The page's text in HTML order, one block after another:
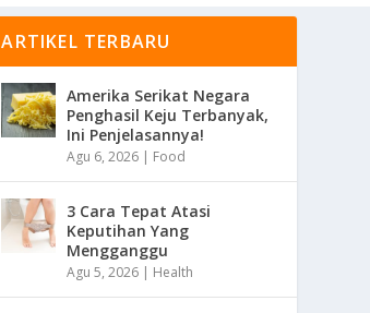
ARTIKEL TERBARU
Amerika Serikat Negara
Penghasil Keju Terbanyak,
Ini Penjelasannya!
Agu 6, 2026 | Food
3 Cara Tepat Atasi
Keputihan Yang
Mengganggu
Agu 5, 2026 | Health